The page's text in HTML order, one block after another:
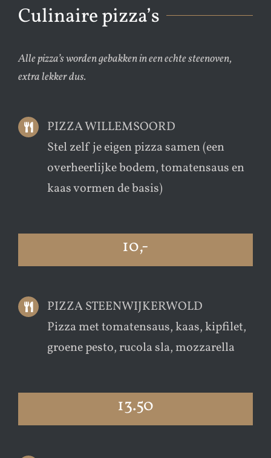
Culinaire pizza’s
Alle pizza’s worden gebakken in een echte steenoven,
extra lekker dus.
PIZZA WILLEMSOORD
Stel zelf je eigen pizza samen (een
overheerlijke bodem, tomatensaus en
kaas vormen de basis)
10,-
PIZZA STEENWIJKERWOLD
Pizza met tomatensaus, kaas, kipfilet,
groene pesto, rucola sla, mozzarella
13.50